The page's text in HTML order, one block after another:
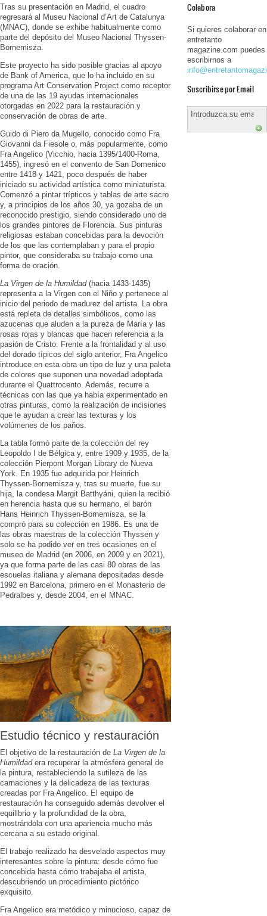
Tras su presentación en Madrid, el cuadro
regresará al Museu Nacional d’Art de Catalunya
(MNAC), donde se exhibe habitualmente como
parte del depósito del Museo Nacional Thyssen-
Bornemisza.
Este proyecto ha sido posible gracias al apoyo
de Bank of America, que lo ha incluido en su
programa Art Conservation Project como receptor
de una de las 19 ayudas internacionales
otorgadas en 2022 para la restauración y
conservación de obras de arte.
Guido di Piero da Mugello, conocido como Fra
Giovanni da Fiesole o, más popularmente, como
Fra Angelico (Vicchio, hacia 1395/1400-Roma,
1455), ingresó en el convento de San Domenico
entre 1418 y 1421, poco después de haber
iniciado su actividad artística como miniaturista.
Comenzó a pintar trípticos y tablas de arte sacro
y, a principios de los años 30, ya gozaba de un
reconocido prestigio, siendo considerado uno de
los grandes pintores de Florencia. Sus pinturas
religiosas estaban concebidas para la devoción
de los que las contemplaban y para el propio
pintor, que consideraba su trabajo como una
forma de oración.
La Virgen de la Humildad(hacia 1433-1435)
representa a la Virgen con el Niño y pertenece al
inicio del periodo de madurez del artista. La obra
está repleta de detalles simbólicos, como las
azucenas que aluden a la pureza de María y las
rosas rojas y blancas que hacen referencia a la
pasión de Cristo. Frente a la frontalidad y al uso
del dorado típicos del siglo anterior, Fra Angelico
introduce en esta obra un tipo de luz y una paleta
de colores que suponen una novedad adoptada
durante el Quattrocento. Además, recurre a
técnicas con las que ya había experimentado en
otras pinturas, como la realización de incisiones
que le ayudan a crear las texturas y los
volúmenes de los paños.
La tabla formó parte de la colección del rey
Leopoldo I de Bélgica y, entre 1909 y 1935, de la
colección Pierpont Morgan Library de Nueva
York. En 1935 fue adquirida por Heinrich
Thyssen-Bornemisza y, tras su muerte, fue su
hija, la condesa Margit Batthyáni, quien la recibió
en herencia hasta que su hermano, el barón
Hans Heinrich Thyssen-Bornemisza, se la
compró para su colección en 1986. Es una de
las obras maestras de la colección Thyssen y
solo se ha podido ver en tres ocasiones en el
museo de Madrid (en 2006, en 2009 y en 2021),
ya que forma parte de las casi 80 obras de las
escuelas italiana y alemana depositadas desde
1992 en Barcelona, primero en el Monasterio de
Pedralbes y, desde 2004, en el MNAC.
Estudio técnico y restauración
El objetivo de la restauración de La Virgen de la
Humildadera recuperar la atmósfera general de
la pintura, restableciendo la sutileza de las
carnaciones y la delicadeza de las texturas
creadas por Fra Angelico. El equipo de
restauración ha conseguido además devolver el
equilibrio y la profundidad de la obra,
mostrándola con una apariencia mucho más
cercana a su estado original.
El trabajo realizado ha desvelado aspectos muy
interesantes sobre la pintura: desde cómo fue
concebida hasta cómo trabajaba el artista,
descubriendo un procedimiento pictórico
exquisito.
Fra Angelico era metódico y minucioso, capaz de
Colabora
Si quieres colaborar en
entretanto
magazine.com puedes
escribirnos a
Suscribirse por Email